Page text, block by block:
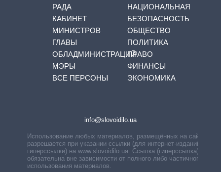
РАДА
КАБИНЕТ
МИНИСТРОВ
ГЛАВЫ
ОБЛАДМИНИСТРАЦИЙ
МЭРЫ
ВСЕ ПЕРСОНЫ
НАЦИОНАЛЬНАЯ
БЕЗОПАСНОСТЬ
ОБЩЕСТВО
ПОЛИТИКА
ПРАВО
ФИНАНСЫ
ЭКОНОМИКА
info@slovoidilo.ua
Использование любых материалов, размещённых на сайте,
разрешается при указании ссылки (для интернет-изданий —
гиперссылки) на www.slovoidilo.ua. Ссылка (гиперссылка)
обязательна вне зависимости от полного либо частичного
использования материалов.